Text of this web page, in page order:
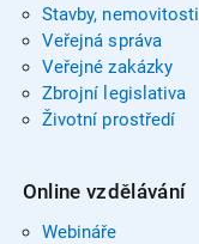
Stavby, nemovitosti
Veřejná správa
Veřejné zakázky
Zbrojní legislativa
Životní prostředí
Online vzdělávání
Webináře